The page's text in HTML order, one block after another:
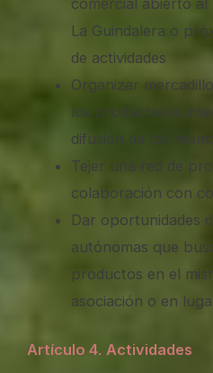
La Guindalera o
de actividades
Organizar
los productores
difusión de los
Tejer una red de
colaboración con
Dar oportunidades
autónomas que
productos en el
asociación o en
Artículo 4. Actividades